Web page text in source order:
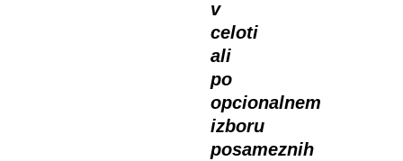
v
celoti
ali
po
opcionalnem
izboru
posameznih